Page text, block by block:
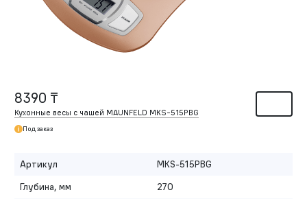
8390 ₸
Кухонные весы с чашей MAUNFELD MKS-515PBG
Под заказ
Артикул
MKS-515PBG
Глубина, мм
270